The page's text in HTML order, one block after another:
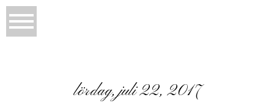
lördag, juli 22, 2017